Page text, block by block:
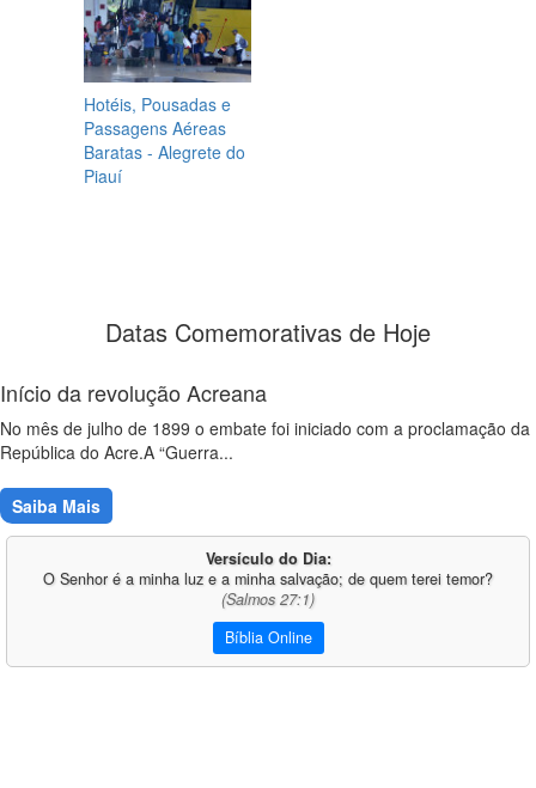
Hotéis, Pousadas e
Passagens Aéreas
Baratas - Alegrete do
Piauí
Datas Comemorativas de Hoje
Início da revolução Acreana
No mês de julho de 1899 o embate foi iniciado com a proclamação da
República do Acre.A “Guerra...
Saiba Mais
Versículo do Dia:
O Senhor é a minha luz e a minha salvação; de quem terei temor?
(Salmos 27:1)
Bíblia Online